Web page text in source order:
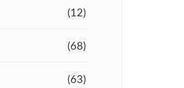
(12)
(68)
(63)